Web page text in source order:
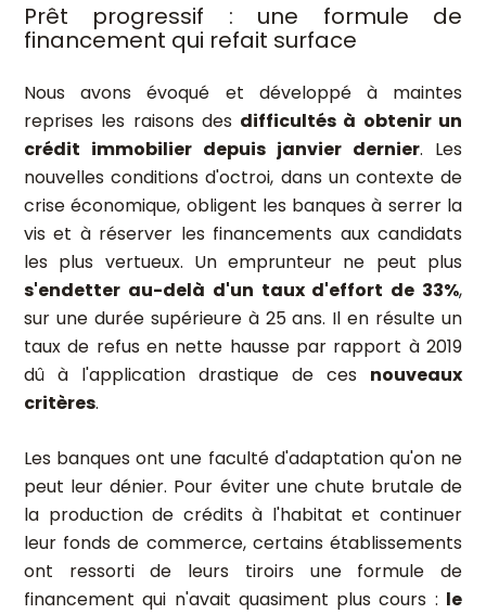
Prêt progressif : une formule de
financement qui refait surface
Nous avons évoqué et développé à maintes
reprises les raisons des difficultés à obtenir un
crédit immobilier depuis janvier dernier. Les
nouvelles conditions d'octroi, dans un contexte de
crise économique, obligent les banques à serrer la
vis et à réserver les financements aux candidats
les plus vertueux. Un emprunteur ne peut plus
s'endetter au-delà d'un taux d'effort de 33%,
sur une durée supérieure à 25 ans. Il en résulte un
taux de refus en nette hausse par rapport à 2019
dû à l'application drastique de ces nouveaux
critères.
Les banques ont une faculté d'adaptation qu'on ne
peut leur dénier. Pour éviter une chute brutale de
la production de crédits à l'habitat et continuer
leur fonds de commerce, certains établissements
ont ressorti de leurs tiroirs une formule de
financement qui n'avait quasiment plus cours : le